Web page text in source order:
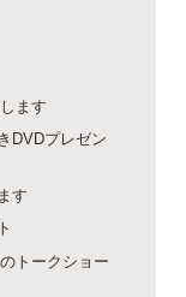
ます
DVDプレゼン
す
トークショー